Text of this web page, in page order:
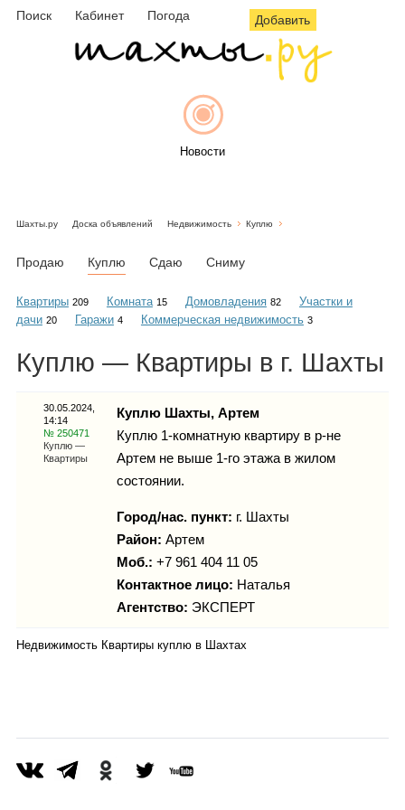
Поиск Кабинет Погода Добавить
Новости
Объявления
Каталог
Гороскоп
Шахты.ру Доска объявлений Недвижимость Куплю
Продаю Куплю Сдаю Сниму
Квартиры 209 Комната 15 Домовладения 82
Участки и
дачи 20 Гаражи 4 Коммерческая недвижимость 3
Куплю — Квартиры в г. Шахты
30.05.2024,
14:14
№ 250471
Куплю —
Квартиры
Куплю Шахты, Артем
Куплю 1-комнатную квартиру в р-не
Артем не выше 1-го этажа в жилом
состоянии.
Город/нас. пункт: г. Шахты
Район: Артем
Моб.: +7 961 404 11 05
Контактное лицо: Наталья
Агентство: ЭКСПЕРТ
Недвижимость Квартиры куплю в Шахтах